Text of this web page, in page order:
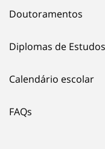
Doutoramentos
Diplomas de
Calendário escolar
FAQs